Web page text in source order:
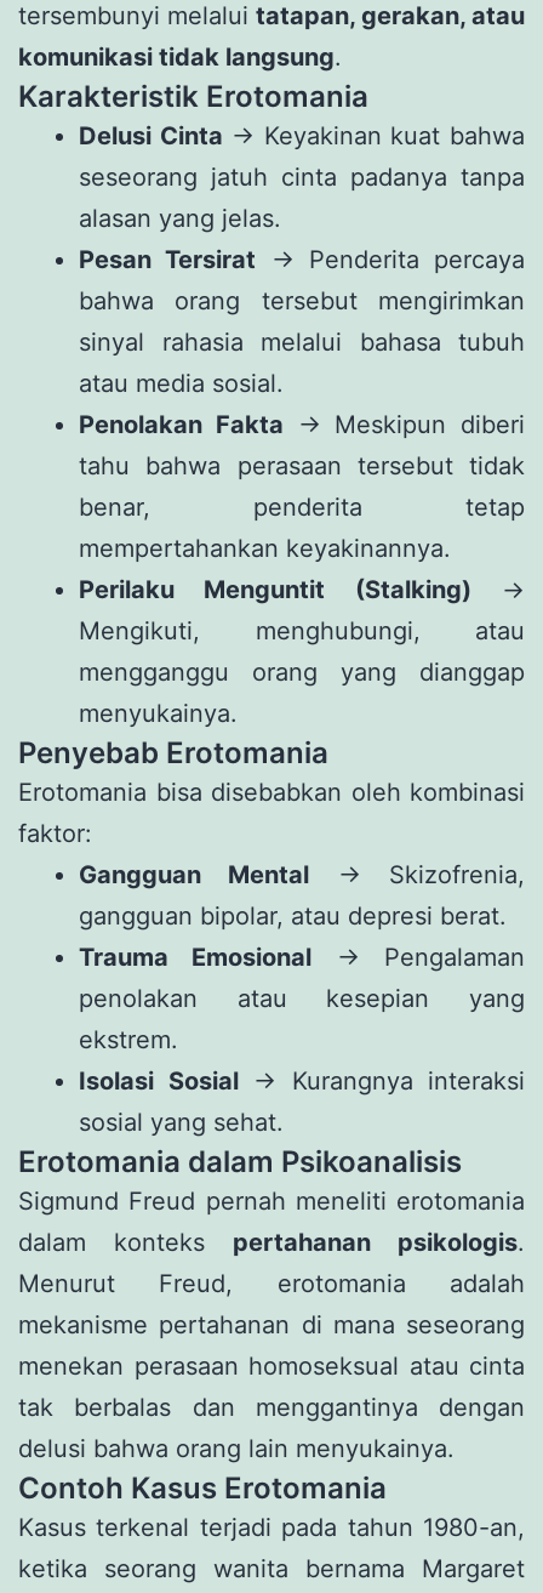
tersembunyi melalui tatapan, gerakan, atau
komunikasi tidak langsung.
Karakteristik Erotomania
Delusi Cinta → Keyakinan kuat bahwa
seseorang jatuh cinta padanya tanpa
alasan yang jelas.
Pesan Tersirat → Penderita percaya
bahwa orang tersebut mengirimkan
sinyal rahasia melalui bahasa tubuh
atau media sosial.
Penolakan Fakta → Meskipun diberi
tahu bahwa perasaan tersebut tidak
benar, penderita tetap
mempertahankan keyakinannya.
Perilaku Menguntit (Stalking) →
Mengikuti, menghubungi, atau
mengganggu orang yang dianggap
menyukainya.
Penyebab Erotomania
Erotomania bisa disebabkan oleh kombinasi
faktor:
Gangguan Mental → Skizofrenia,
gangguan bipolar, atau depresi berat.
Trauma Emosional → Pengalaman
penolakan atau kesepian yang
ekstrem.
Isolasi Sosial→ Kurangnya interaksi
sosial yang sehat.
Erotomania dalam Psikoanalisis
Sigmund Freud pernah meneliti erotomania
dalam konteks pertahanan psikologis.
Menurut Freud, erotomania adalah
mekanisme pertahanan di mana seseorang
menekan perasaan homoseksual atau cinta
tak berbalas dan menggantinya dengan
delusi bahwa orang lain menyukainya.
Contoh Kasus Erotomania
Kasus terkenal terjadi pada tahun 1980-an,
ketika seorang wanita bernama Margaret